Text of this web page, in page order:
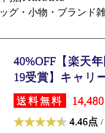
グ・小物・ブランド
40%OFF【楽天
19受賞】キャリ
送料無料
4.46点 /